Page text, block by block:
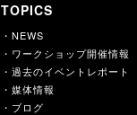
TOPICS
・NEWS
・ワークショップ開催情報
・過去のイベントレポート
・媒体情報
・ブログ